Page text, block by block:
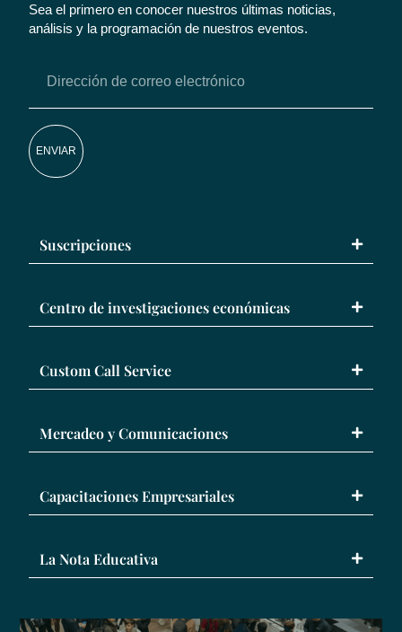
Sea el primero en conocer nuestros últimas noticias,
análisis y la programación de nuestros eventos.
ENVIAR
Suscripciones
Centro de investigaciones económicas
Custom Call Service
Mercadeo y Comunicaciones
Capacitaciones Empresariales
La Nota Educativa